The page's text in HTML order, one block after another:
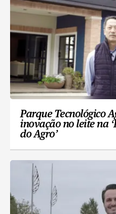
Parque Tecnológico
inovação no leite na
do Agro’